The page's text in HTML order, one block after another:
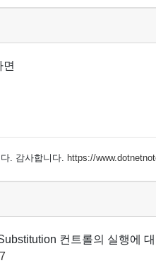
. 감사합니다. https://
컨트롤의 실행에